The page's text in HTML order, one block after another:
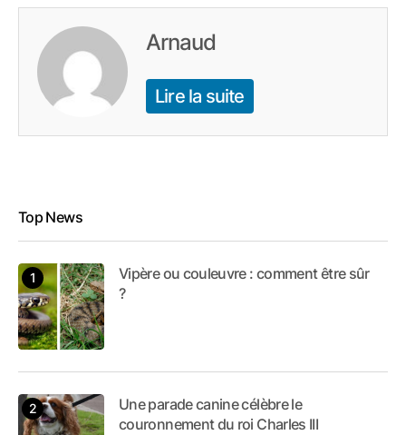
Arnaud
Lire la suite
Top News
Vipère ou couleuvre : comment être sûr
?
Une parade canine célèbre le
couronnement du roi Charles III